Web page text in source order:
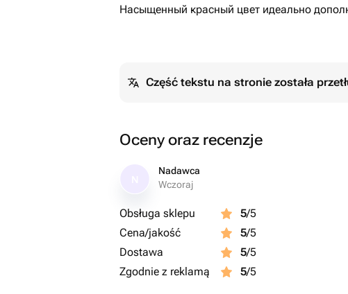
Насыщенный красный цвет идеально
Część tekstu na stronie została
Oceny oraz recenzje
Nadawca
Wczoraj
Obsługa sklepu 5/5
Cena/jakość
5/5
Dostawa
5/5
Zgodnie z reklamą
5/5